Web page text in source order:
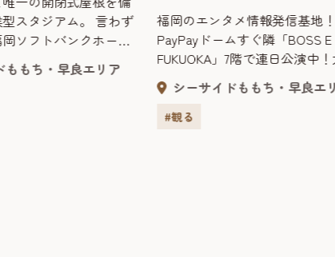
スタジアム。 言わず
ソフトバンクホーク
ャイズ球場であり、
ンでは、パリーグ史
300万人を数えた。
ももち・早良エリア
福岡のエンタメ情報発信基地！
PayPayドームすぐ隣「BOSS
FUKUOKA」7階で連日公演中
阪・東京よりメディアで活躍中
気芸人から福岡所属芸人まで、
な芸人が出演する福岡にある吉
シーサイドももち・早良エ
#観る